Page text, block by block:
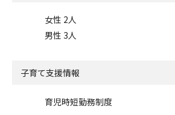
女性 2人
男性 3人
子育て支援情報
育児時短勤務制度